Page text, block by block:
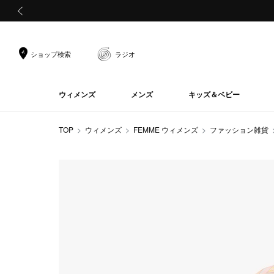
ショップ検索 ラジオ
ウィメンズ メンズ キッズ＆ベビー
TOP ウィメンズ FEMME ウィメンズ ファッション雑貨